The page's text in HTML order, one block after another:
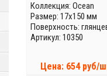
Коллекция: Ocean
Размер: 17x150 мм
Поверхность:
Артикул: 10350
Цена: 654 руб/